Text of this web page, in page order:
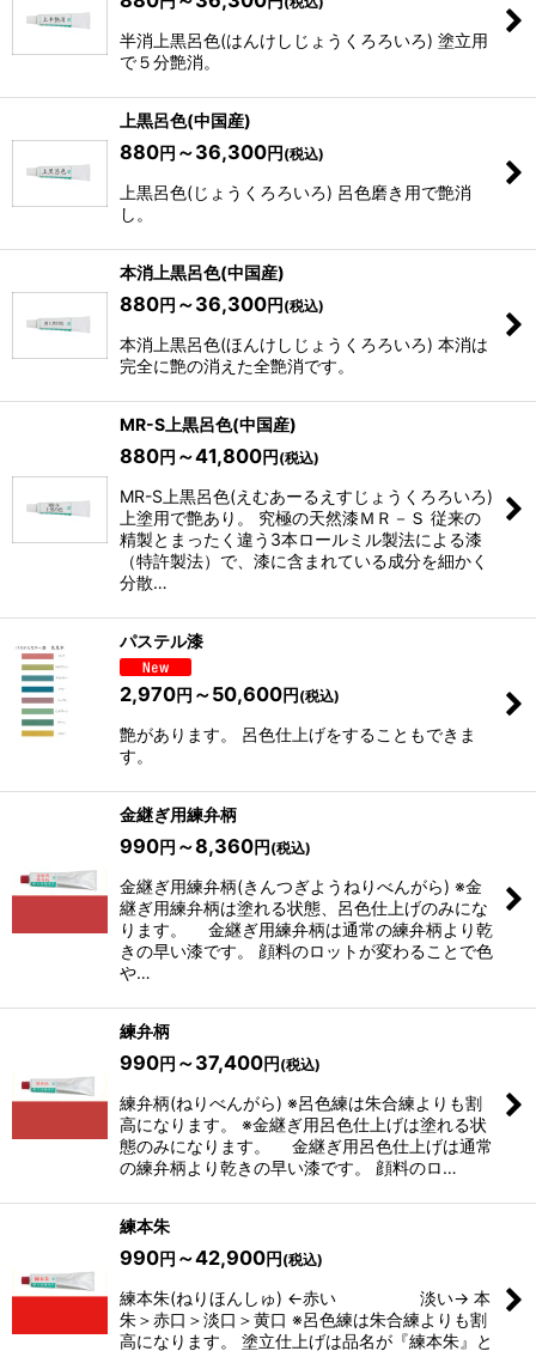
半消上黒呂色(はんけしじょうくろろいろ) 塗立用
で５分艶消。
上黒呂色(中国産)
880円 ～36,300円(税込)
上黒呂色(じょうくろろいろ) 呂色磨き用で艶消
し。
本消上黒呂色(中国産)
880円 ～36,300円(税込)
本消上黒呂色(ほんけしじょうくろろいろ) 本消は
完全に艶の消えた全艶消です。
MR-S上黒呂色(中国産)
880円 ～41,800円(税込)
MR-S上黒呂色(えむあーるえすじょうくろろいろ)
上塗用で艶あり。 究極の天然漆ＭＲ－Ｓ 従来の
精製とまったく違う3本ロールミル製法による漆
（特許製法）で、漆に含まれている成分を細かく
分散…
パステル漆
2,970円 ～50,600円 (税込)
艶があります。 呂色仕上げをすることもできま
す。
金継ぎ用練弁柄
990円 ～8,360円 (税込)
金継ぎ用練弁柄(きんつぎようねりべんがら) ※金
継ぎ用練弁柄は塗れる状態、呂色仕上げのみにな
ります。 金継ぎ用練弁柄は通常の練弁柄より乾
きの早い漆です。 顔料のロットが変わることで色
や…
練弁柄
990円 ～37,400円 (税込)
練弁柄(ねりべんがら) ※呂色練は朱合練よりも割
高になります。 ※金継ぎ用呂色仕上げは塗れる状
態のみになります。 金継ぎ用呂色仕上げは通常
の練弁柄より乾きの早い漆です。 顔料のロ…
練本朱
990円 ～42,900円 (税込)
練本朱(ねりほんしゅ) ←赤い 淡い→ 本
朱＞赤口＞淡口＞黄口 ※呂色練は朱合練よりも割
高になります。 塗立仕上げは品名が『練本朱』と